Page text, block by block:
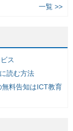
一覧 >>
ス
読む方法
料告知はICT教育